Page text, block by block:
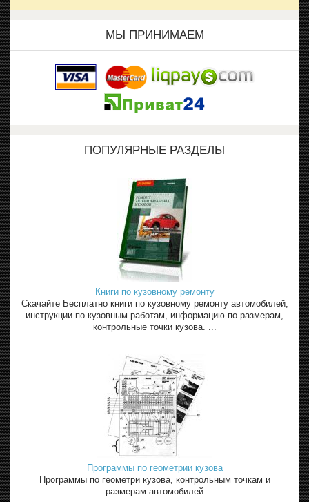
МЫ ПРИНИМАЕМ
ПОПУЛЯРНЫЕ РАЗДЕЛЫ
Книги по кузовному ремонту
Скачайте Бесплатно книги по кузовному ремонту автомобилей,
инструкции по кузовным работам, информацию по размерам,
контрольные точки кузова. ...
Программы по геометрии кузова
Программы по геометри кузова, контрольным точкам и
размерам автомобилей